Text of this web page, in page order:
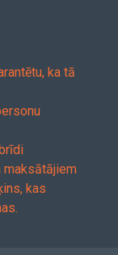
ka tā
maksātājiem
kas